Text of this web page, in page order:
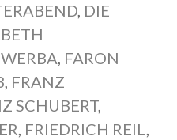
, DIE
, FARON
, FRANZ
SCHUBERT,
, FRIEDRICH REIL,